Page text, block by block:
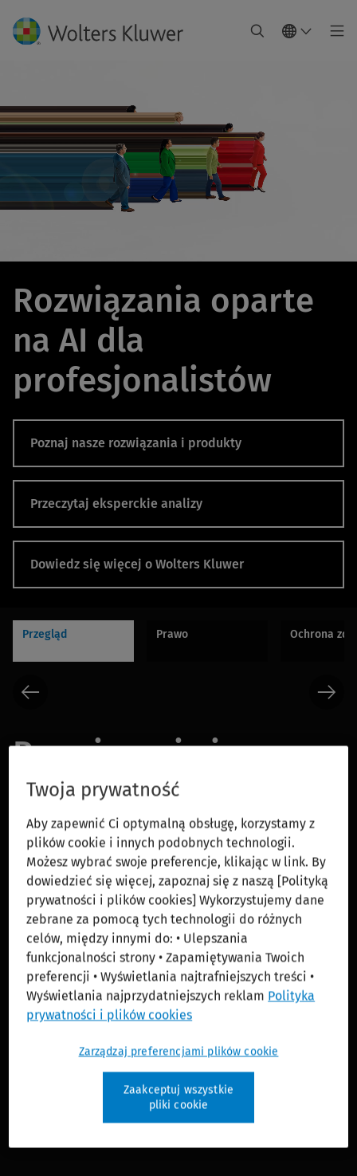
Rozwiązania oparte
na AI dla
profesjonalistów
Poznaj nasze rozwiązania i produkty
Przeczytaj eksperckie analizy
Dowiedz się więcej o Wolters Kluwer
Przegląd Prawo Ochrona
Rozwiązania i
produkty
Naszym klientom – dzięki narzędziom wspieranym
przez sztuczną inteligencję i zintegrowanym
rozwiązaniom chmurowym – zapewniamy
skuteczne dostosowanie się i efektywną pracę w
szybko zmieniającym się świecie.
Twoja prywatność
Aby zapewnić Ci optymalną obsługę, korzystamy z
plików cookie i innych podobnych technologii.
Możesz wybrać swoje preferencje, klikając w link. By
dowiedzieć się więcej, zapoznaj się z naszą [Polityką
prywatności i plików cookies] Wykorzystujemy dane
zebrane za pomocą tych technologii do różnych
celów, między innymi do: • Ulepszania
funkcjonalności strony • Zapamiętywania Twoich
preferencji • Wyświetlania najtrafniejszych treści •
Wyświetlania najprzydatniejszych reklam Polityka
prywatności i plików cookies
Zarządzaj preferencjami plików cookie
Zaakceptuj wszystkie
pliki cookie